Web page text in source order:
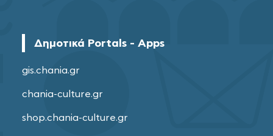
Δημοτικά Portals - Apps
gis.chania.gr
chania-culture.gr
shop.chania-culture.gr